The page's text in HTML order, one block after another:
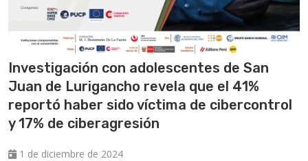
Investigación con adolescentes de San
Juan de Lurigancho revela que el 41%
reportó haber sido víctima de cibercontrol
y 17% de ciberagresión
1 de diciembre de 2024